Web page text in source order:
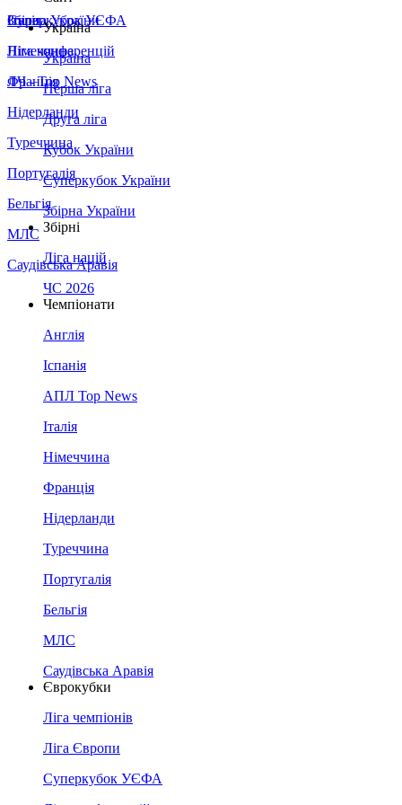
Збірна України
Італія
Німеччина
Франція
Нідерланди
Туреччина
Португалія
Бельгія
МЛС
Саудівська Аравія
Суперкубок УЄФА
Ліга конференцій
ЛЧ - Top News
Україна
Україна
Перша ліга
Друга ліга
Кубок України
Суперкубок України
Збірна України
Збірні
Ліга націй
ЧС 2026
Чемпіонати
Англія
Іспанія
АПЛ Top News
Італія
Німеччина
Франція
Нідерланди
Туреччина
Португалія
Бельгія
МЛС
Саудівська Аравія
Єврокубки
Ліга чемпіонів
Ліга Європи
Суперкубок УЄФА